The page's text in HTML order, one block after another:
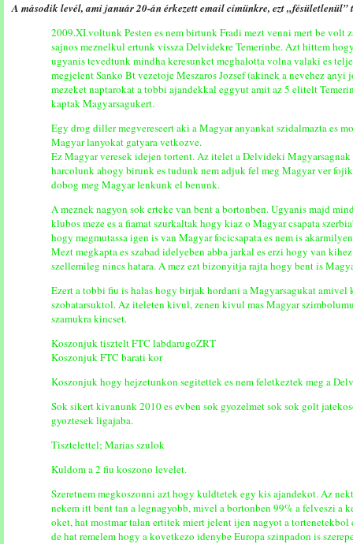
A második levél, ami január 20-án érkezett email címünkre, ezt „fésületlenül”
2009.XI.voltunk Pesten es nem birtunk Fradi mezt venni mert be volt
sajnos meznelkul ertunk vissza Delvidekre Temerinbe. Azt hittem
ugyanis tevedtunk mindha keresunket meghalotta volna valaki es
megjelent Sanko Bt vezetoje Meszaros Jozsef (akinek a nevehez anyi
mezeket naptarokat a tobbi ajandekkal eggyut amit az 5 elitelt
kaptak Magyarsagukert.
Egy drog diller megvereseert aki a Magyar anyankat szidalmazta es
Magyar lanyokat gatyara vetkozve.
Ez Magyar veresek idejen tortent. Az itelet a Delvideki
harcolunk ahogy birunk es tudunk nem adjuk fel meg Magyar ver
dobog meg Magyar lenkunk el benunk.
A meznek nagyon sok erteke van bent a bortonben. Ugyanis majd
klubos meze es a fiamat szurkaltak hogy kiaz o Magyar csapata
hogy megmutassa igen is van Magyar focicsapata es nem is
Mezt megkapta es szabad idelyeben abba jarkal es erzi hogy van
szellemileg nincs hatara. A mez ezt bizonyitja rajta hogy bent is
Ezert a tobbi fiu is halas hogy birjak hordani a Magyarsagukat amivel
szobatarsuktol. Az iteleten kivul, zenen kivul mas Magyar
szamukra kincset.
Koszonjuk tisztelt FTC labdarugoZRT
Koszonjuk FTC barati kor
Koszonjuk hogy hejzetunkon segitettek es nem feletkeztek meg a
Sok sikert kivanunk 2010 es evben sok gyozelmet sok sok golt
gyoztesek ligajaba.
Tisztelettel; Marias szulok
Kuldom a 2 fiu koszono levelet.
Szeretnem megkoszonni azt hogy kuldtetek egy kis ajandekot. Az
nekem itt bent tan a legnagyobb, mivel a bortonben 99% a felveszi a
oket, hat mostmar talan ertitek miert jelent ijen nagyot a
de hat remelem hogy a kovetkezo idenybe Europa szinpadon is